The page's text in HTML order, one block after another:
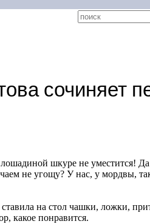
сочиняет
шкуре не уместится!
не угощу? У нас, у мордвы,
на стол чашки, ложки,
какое понравится.